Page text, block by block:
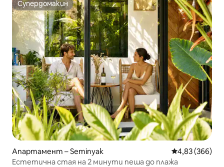
Супердомакин
Супердомакин
Апартамент – Seminyak Средна
4,83 (366)
Естетична стая на 2 минути пеша до плажа